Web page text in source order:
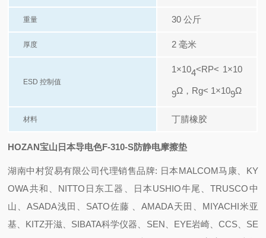
重量 30 公斤
厚度 2 毫米
ESD 控制值
1×104<RP< 1×10
9Ω， Rg< 1×109Ω
材料 丁腈橡胶
HOZAN宝山日本导电色F-310-S防静电摩擦垫
湖南中村贸易有限公司代理销售品牌: 日本MALCOM马康、KY
OWA共和、NITTO日东工器、日本USHIO牛尾、TRUSCO中
山、ASADA浅田、SATO佐藤 、AMADA天田、MIYACHI米亚
基、KITZ开滋、SIBATA科学仪器、SEN、EYE岩崎、CCS、SE